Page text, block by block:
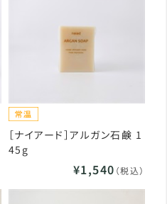
［ナイアード］アルガン石鹸 1
45g
¥1,540 （税込）